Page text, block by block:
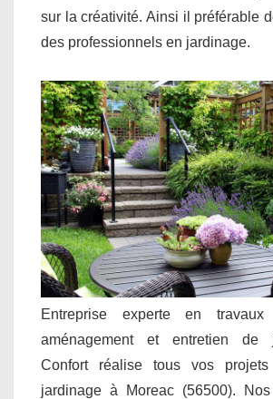
sur la créativité. Ainsi il préférable
des professionnels en jardinage.
Entreprise experte en
aménagement et entretien de
Confort réalise tous vos
jardinage à Moreac (56500).